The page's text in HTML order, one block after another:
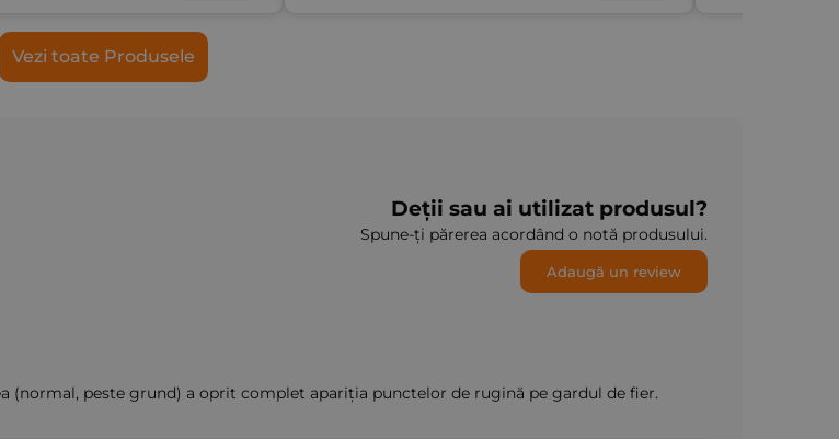
Vezi toate Produsele
Deții sau ai utilizat produsul?
Spune-ți părerea acordând o notă produsului.
Adaugă un review
(normal, peste grund) a oprit complet apariția punctelor de rugină pe gardul de fier.